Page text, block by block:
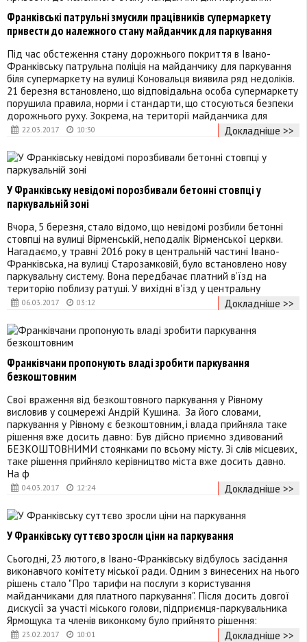
22.03.2017 10:30
Франківські патрульні змусили працівників супермаркету
привести до належного стану майданчик для паркування
Під час обстеження стану дорожнього покриття в Івано-
Франківську патрульна поліція на майданчику для паркування
біля супермаркету на вулиці Коновальця виявила ряд недоліків.
21 березня встановлено, що відповідальна особа супермаркету
порушила правила, норми і стандарти, що стосуються безпеки
дорожнього руху. Зокрема, на території майданчика для
Докладніше >>
06.03.2017 03:12
У Франківську невідомі порозбивали бетонні стовпці у
паркувальній зоні
Вчора, 5 березня, стало відомо, що невідомі розбили бетонні
стовпці на вулиці Вірменській, неподалік Вірменської церкви.
Нагадаємо, у травні 2016 року в центральній частині Івано-
Франківська, на вулиці Старозамковій, було встановлено нову
паркувальну систему. Вона передбачає платний в’їзд на
територію поблизу ратуші. У вихідні в'їзд у центральну
Докладніше >>
04.03.2017 12:24
Франківчани пропонують владі зробити паркування
безкоштовним
Свої враження від безкоштовного паркування у Рівному
висловив у соцмережі Андрій Кушина. За його словами,
паркування у Рівному є безкоштовним, і влада прийняла таке
рішення вже досить давно: Був дійсно приємно здивований
БЕЗКОШТОВНИМИ стоянками по всьому місту. Зі слів місцевих,
таке рішення прийняло керівництво міста вже досить давно.
На ф
Докладніше >>
23.02.2017 10:01
У Франківську суттєво зросли ціни на паркування
Сьогодні, 23 лютого, в Івано-Франківську відбулось засідання
виконавчого комітету міської ради. Одним з винесених на нього
рішень стало "Про тарифи на послуги з користування
майданчиками для платного паркування". Після досить довгої
дискусії за участі міського голови, підприємця-паркувальника
Ярмощука та членів виконкому було прийнято рішення:
Докладніше >>